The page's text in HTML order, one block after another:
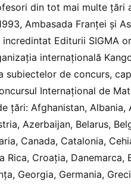
din tot mai multe țări
Ambasada Franţei şi
incredintat Editurii SIGMA
internațională
subiectelor de concurs,
Internațional de
țări: Afghanistan, Albania,
Azerbaijan, Belarus,
Canada, Catalonia,
Rica, Croația,
Georgia, Germania,